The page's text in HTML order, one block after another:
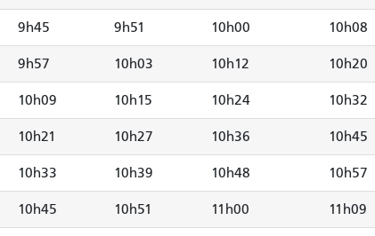
9h45 9h51 10h00 10h08
9h57 10h03 10h12 10h20
10h09 10h15 10h24 10h32
10h21 10h27 10h36 10h45
10h33 10h39 10h48 10h57
10h45 10h51 11h00 11h09